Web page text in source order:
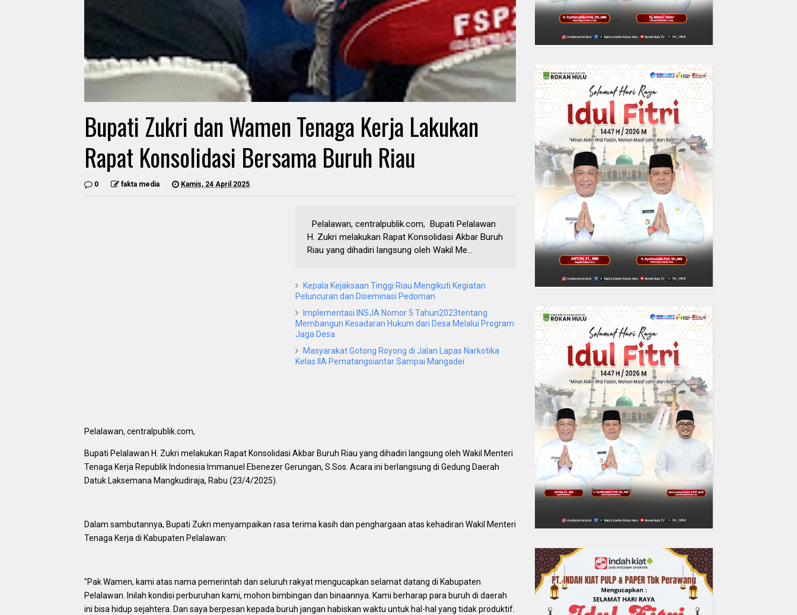
Bupati Zukri dan Wamen Tenaga Kerja Lakukan
Rapat Konsolidasi Bersama Buruh Riau
0 fakta media Kamis, 24 April 2025
Pelalawan, centralpublik.com, Bupati Pelalawan
H. Zukri melakukan Rapat Konsolidasi Akbar Buruh
Riau yang dihadiri langsung oleh Wakil Me...
Kepala Kejaksaan Tinggi Riau Mengikuti Kegiatan
Peluncuran dan Diseminasi Pedoman
Implementasi INSJA Nomor 5 Tahun2023tentang
Membangun Kesadaran Hukum dari Desa Melalui Program
Jaga Desa
Masyarakat Gotong Royong di Jalan Lapas Narkotika
Kelas IIA Pematangsiantar Sampai Mangadei
Pelalawan, centralpublik.com,
Bupati Pelalawan H. Zukri melakukan Rapat Konsolidasi Akbar Buruh Riau yang dihadiri langsung oleh Wakil Menteri
Tenaga Kerja Republik Indonesia Immanuel Ebenezer Gerungan, S.Sos. Acara ini berlangsung di Gedung Daerah
Datuk Laksemana Mangkudiraja, Rabu (23/4/2025).
Dalam sambutannya, Bupati Zukri menyampaikan rasa terima kasih dan penghargaan atas kehadiran Wakil Menteri
Tenaga Kerja di Kabupaten Pelalawan:
"Pak Wamen, kami atas nama pemerintah dan seluruh rakyat mengucapkan selamat datang di Kabupaten
Pelalawan. Inilah kondisi perburuhan kami, mohon bimbingan dan binaannya. Kami berharap para buruh di daerah
ini bisa hidup sejahtera. Dan saya berpesan kepada buruh jangan habiskan waktu untuk hal-hal yang tidak produktif.